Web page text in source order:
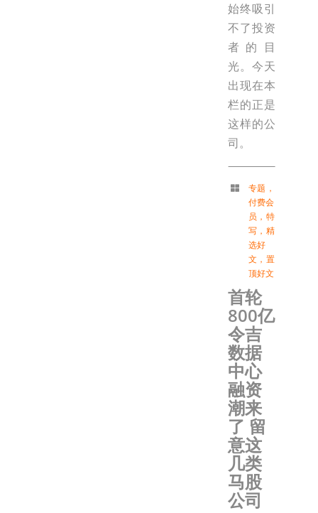
始终吸引
不了投资
者的目
光。今天
出现在本
栏的正是
这样的公
司。
专题 ，
付费会
员 ， 特
写 ， 精
选好
文 ， 置
顶好文
首轮
800亿
令吉
数据
中心
融资
潮来
了 留
意这
几类
马股
公司